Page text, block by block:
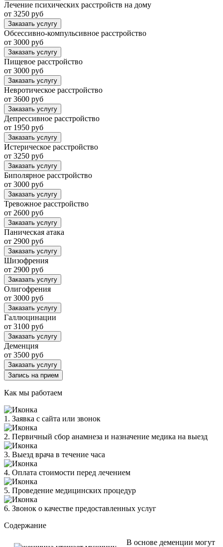
Лечение психических расстройств на дому
от 3250 руб
Заказать услугу
Обсессивно-компульсивное расстройство
от 3000 руб
Заказать услугу
Пищевое расстройство
от 3000 руб
Заказать услугу
Невротическое расстройство
от 3600 руб
Заказать услугу
Депрессивное расстройство
от 1950 руб
Заказать услугу
Истерическое расстройство
от 3250 руб
Заказать услугу
Биполярное расстройство
от 3000 руб
Заказать услугу
Тревожное расстройство
от 2600 руб
Заказать услугу
Паническая атака
от 2900 руб
Заказать услугу
Шизофрения
от 2900 руб
Заказать услугу
Олигофрения
от 3000 руб
Заказать услугу
Галлюцинации
от 3100 руб
Заказать услугу
Деменция
от 3500 руб
Заказать услугу
Запись на прием
Как мы работаем
1. Заявка с сайта или звонок
2. Первичный сбор анамнеза и назначение медика на выезд
3. Выезд врача в течение часа
4. Оплата стоимости перед лечением
5. Проведение медицинских процедур
6. Звонок о качестве предоставленных услуг
Содержание
В основе деменции могут